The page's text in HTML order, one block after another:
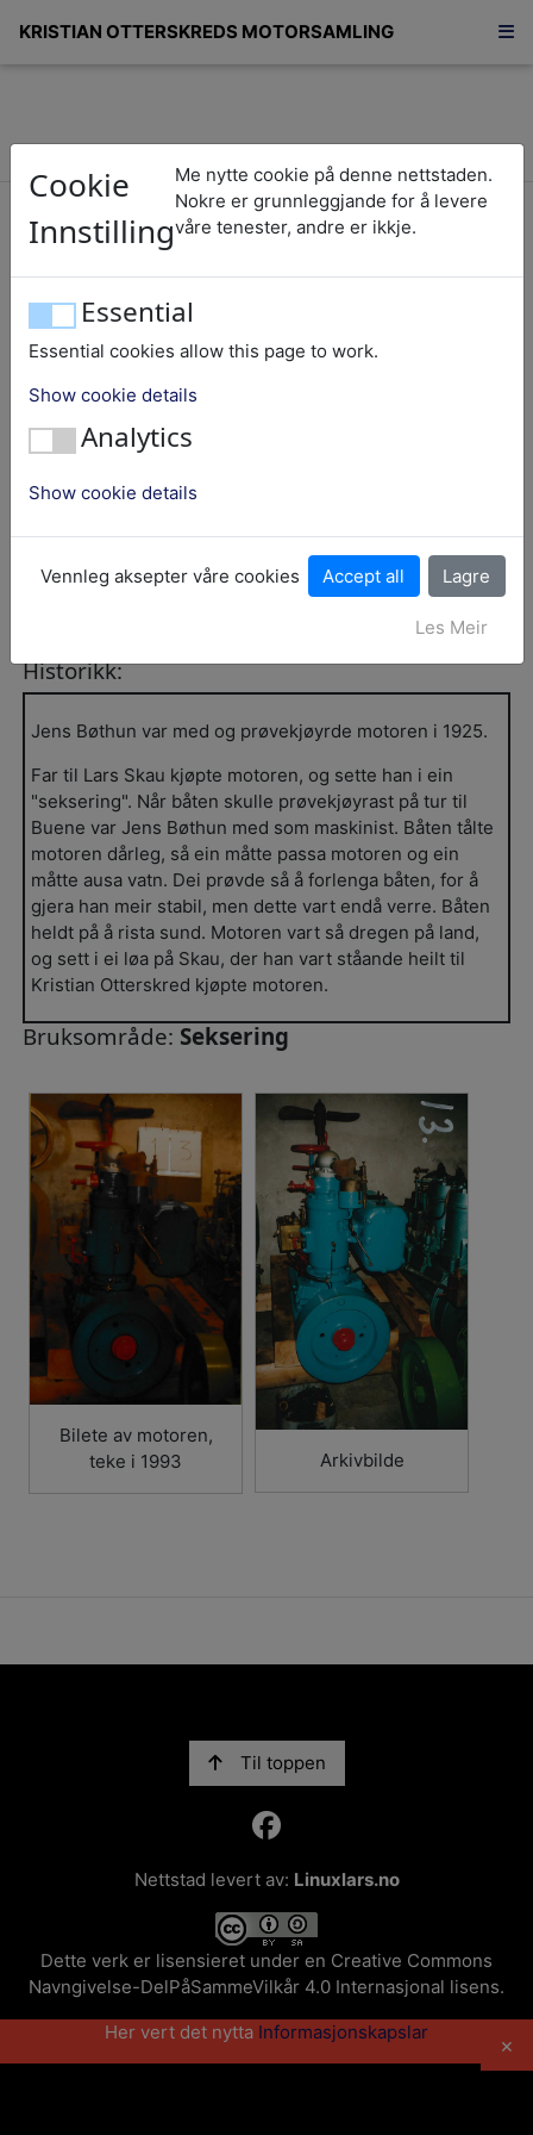
KRISTIAN OTTERSKREDS MOTORSAMLING
Cookie
Innstilling
Me nytte cookie på denne nettstaden.
Nokre er grunnleggjande for å levere
våre tenester, andre er ikkje.
Essential
Essential cookies allow this page to work.
Show cookie details
Analytics
Show cookie details
Vennleg aksepter våre cookies
Les Meir
13
Wichmann
Nummer:13
Objekt:
Båtmotor
Fabrikk nummer:
Fabrikat:Wichmann
Nasjonalitet:Noreg
Produksjonsår: 1925
Historikk:
Jens Bøthun var med og prøvekjøyrde motoren i 1925.
Far til Lars Skau kjøpte motoren, og sette han i ein
"seksering". Når båten skulle prøvekjøyrast på tur til
Buene var Jens Bøthun med som maskinist. Båten tålte
motoren dårleg, så ein måtte passa motoren og ein
måtte ausa vatn. Dei prøvde så å forlenga båten, for å
gjera han meir stabil, men dette vart endå verre. Båten
heldt på å rista sund. Motoren vart så dregen på land,
og sett i ei løa på Skau, der han vart ståande heilt til
Kristian Otterskred kjøpte motoren.
Bruksområde: Seksering
Bilete av motoren,
teke i 1993
Arkivbilde
Til toppen
Nettstad levert av: Linuxlars.no
Dette verk er lisensieret under en Creative Commons
Navngivelse-DelPåSammeVilkår 4.0 Internasjonal lisens.
×
Her vert det nytta Informasjonskapslar